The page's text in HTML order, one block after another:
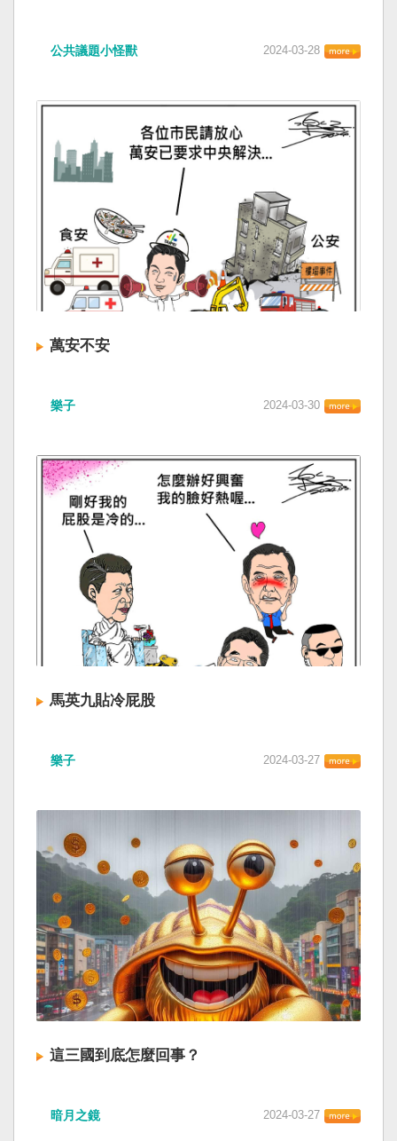
公共議題小怪獸 2024-03-28
萬安不安
樂子 2024-03-30
馬英九貼冷屁股
樂子 2024-03-27
這三國到底怎麼回事？
暗月之鏡 2024-03-27